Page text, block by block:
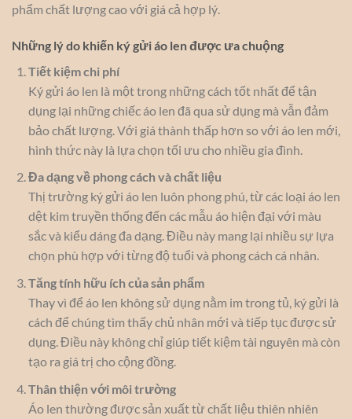
phẩm chất lượng cao với giá cả hợp lý.
Những lý do khiến ký gửi áo len được ưa chuộng
Tiết kiệm chi phí
Ký gửi áo len là một trong những cách tốt nhất để tận
dụng lại những chiếc áo len đã qua sử dụng mà vẫn đảm
bảo chất lượng. Với giá thành thấp hơn so với áo len mới,
hình thức này là lựa chọn tối ưu cho nhiều gia đình.
Đa dạng về phong cách và chất liệu
Thị trường ký gửi áo len luôn phong phú, từ các loại áo len
dệt kim truyền thống đến các mẫu áo hiện đại với màu
sắc và kiểu dáng đa dạng. Điều này mang lại nhiều sự lựa
chọn phù hợp với từng độ tuổi và phong cách cá nhân.
Tăng tính hữu ích của sản phẩm
Thay vì để áo len không sử dụng nằm im trong tủ, ký gửi là
cách để chúng tìm thấy chủ nhân mới và tiếp tục được sử
dụng. Điều này không chỉ giúp tiết kiệm tài nguyên mà còn
tạo ra giá trị cho cộng đồng.
Thân thiện với môi trường
Áo len thường được sản xuất từ chất liệu thiên nhiên